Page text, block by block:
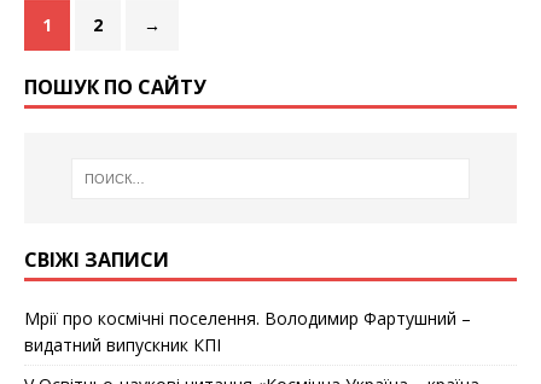
1 2 →
ПОШУК ПО САЙТУ
СВІЖІ ЗАПИСИ
Мрії про космічні поселення. Володимир Фартушний –
видатний випускник КПІ